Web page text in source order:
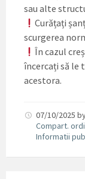
sau alte
Curățați
scurgerea
În cazul
încercați să le
acestora.
07/10/2025
Compart.
Informatii